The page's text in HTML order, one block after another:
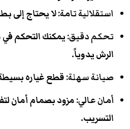
استقلالية تامة:لا يحتاج إلى
تحكم دقيق:يمكنك التحكم
الرش يدوياً.
صيانة سهلة:قطع غياره
أمان عالي:مزود بصمام أمان
التسريب.